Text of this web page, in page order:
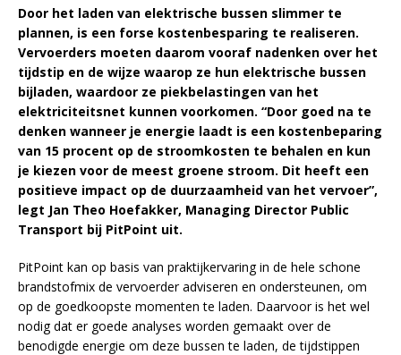
Door het laden van elektrische bussen slimmer te
plannen, is een forse kostenbesparing te realiseren.
Vervoerders moeten daarom vooraf nadenken over het
tijdstip en de wijze waarop ze hun elektrische bussen
bijladen, waardoor ze piekbelastingen van het
elektriciteitsnet kunnen voorkomen. “Door goed na te
denken wanneer je energie laadt is een kostenbeparing
van 15 procent op de stroomkosten te behalen en kun
je kiezen voor de meest groene stroom. Dit heeft een
positieve impact op de duurzaamheid van het vervoer”,
legt Jan Theo Hoefakker, Managing Director Public
Transport bij PitPoint uit.
PitPoint kan op basis van praktijkervaring in de hele schone
brandstofmix de vervoerder adviseren en ondersteunen, om
op de goedkoopste momenten te laden. Daarvoor is het wel
nodig dat er goede analyses worden gemaakt over de
benodigde energie om deze bussen te laden, de tijdstippen